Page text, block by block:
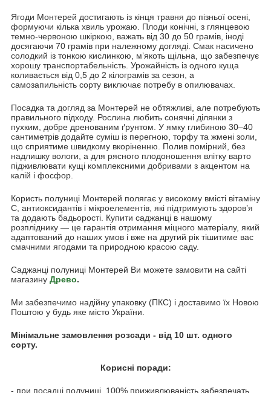
Ягоди Монтерей достигають із кінця травня до пізньої осені,
формуючи кілька хвиль урожаю. Плоди конічні, з глянцевою
темно-червоною шкіркою, важать від 30 до 50 грамів, іноді
досягаючи 70 грамів при належному догляді. Смак насичено
солодкий із тонкою кислинкою, м’якоть щільна, що забезпечує
хорошу транспортабельність. Урожайність із одного куща
коливається від 0,5 до 2 кілограмів за сезон, а
самозапильність сорту виключає потребу в опилювачах.
Посадка та догляд за Монтерей не обтяжливі, але потребують
правильного підходу. Рослина любить сонячні ділянки з
пухким, добре дренованим ґрунтом. У ямку глибиною 30–40
сантиметрів додайте суміш із перегною, торфу та жмені золи,
що сприятиме швидкому вкоріненню. Полив помірний, без
надлишку вологи, а для рясного плодоношення влітку варто
підживлювати кущі комплексними добривами з акцентом на
калій і фосфор.
Користь полуниці Монтерей полягає у високому вмісті вітаміну
С, антиоксидантів і мікроелементів, які підтримують здоров’я
та додають бадьорості. Купити саджанці в нашому
розпліднику — це гарантія отримання міцного матеріалу, який
адаптований до наших умов і вже на другий рік тішитиме вас
смачними ягодами та природною красою саду.
Саджанці полуниці Монтерей Ви можете замовити на сайті
магазину Древо.
Ми забезпечимо надійну упаковку (ПКС) і доставимо їх Новою
Поштою у будь яке місто України.
Мінімальне замовлення розсади - від 10 шт. одного
сорту.
Корисні поради:
- при посадці полуниці, 100% приживлюваність забезпечать